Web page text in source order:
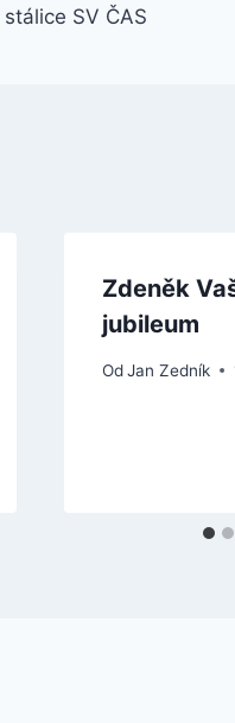
SV ČAS
Zdeněk
jubileum
Od Jan Zedník